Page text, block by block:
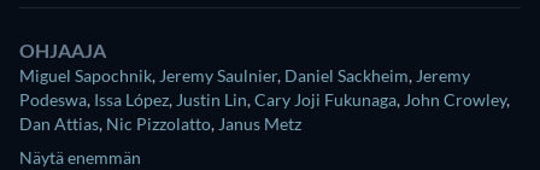
OHJAAJA
Miguel Sapochnik, Jeremy Saulnier, Daniel Sackheim, Jeremy
Podeswa, Issa López, Justin Lin,Cary Joji Fukunaga, John Crowley,
Dan Attias, Nic Pizzolatto, Janus Metz
Näytä enemmän